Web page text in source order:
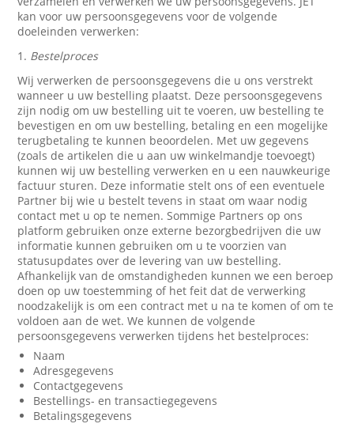
kan voor uw persoonsgegevens voor de volgende
doeleinden verwerken:
1. Bestelproces
Wij verwerken de persoonsgegevens die u ons verstrekt
wanneer u uw bestelling plaatst. Deze persoonsgegevens
zijn nodig om uw bestelling uit te voeren, uw bestelling te
bevestigen en om uw bestelling, betaling en een mogelijke
terugbetaling te kunnen beoordelen. Met uw gegevens
(zoals de artikelen die u aan uw winkelmandje toevoegt)
kunnen wij uw bestelling verwerken en u een nauwkeurige
factuur sturen. Deze informatie stelt ons of een eventuele
Partner bij wie u bestelt tevens in staat om waar nodig
contact met u op te nemen. Sommige Partners op ons
platform gebruiken onze externe bezorgbedrijven die uw
informatie kunnen gebruiken om u te voorzien van
statusupdates over de levering van uw bestelling.
Afhankelijk van de omstandigheden kunnen we een beroep
doen op uw toestemming of het feit dat de verwerking
noodzakelijk is om een contract met u na te komen of om te
voldoen aan de wet. We kunnen de volgende
persoonsgegevens verwerken tijdens het bestelproces:
Naam
Adresgegevens
Contactgegevens
Bestellings- en transactiegegevens
Betalingsgegevens